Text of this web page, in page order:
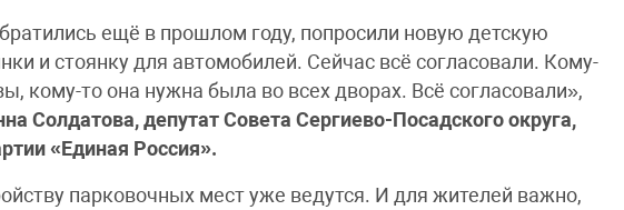
ещё в прошлом году, попросили новую детскую
и стоянку для автомобилей. Сейчас всё согласовали. Кому-
кому-то она нужна была во всех дворах. Всё согласовали»,
Солдатова, депутат Совета Сергиево-Посадского округа,
«Единая Россия».
парковочных мест уже ведутся. И для жителей важно,